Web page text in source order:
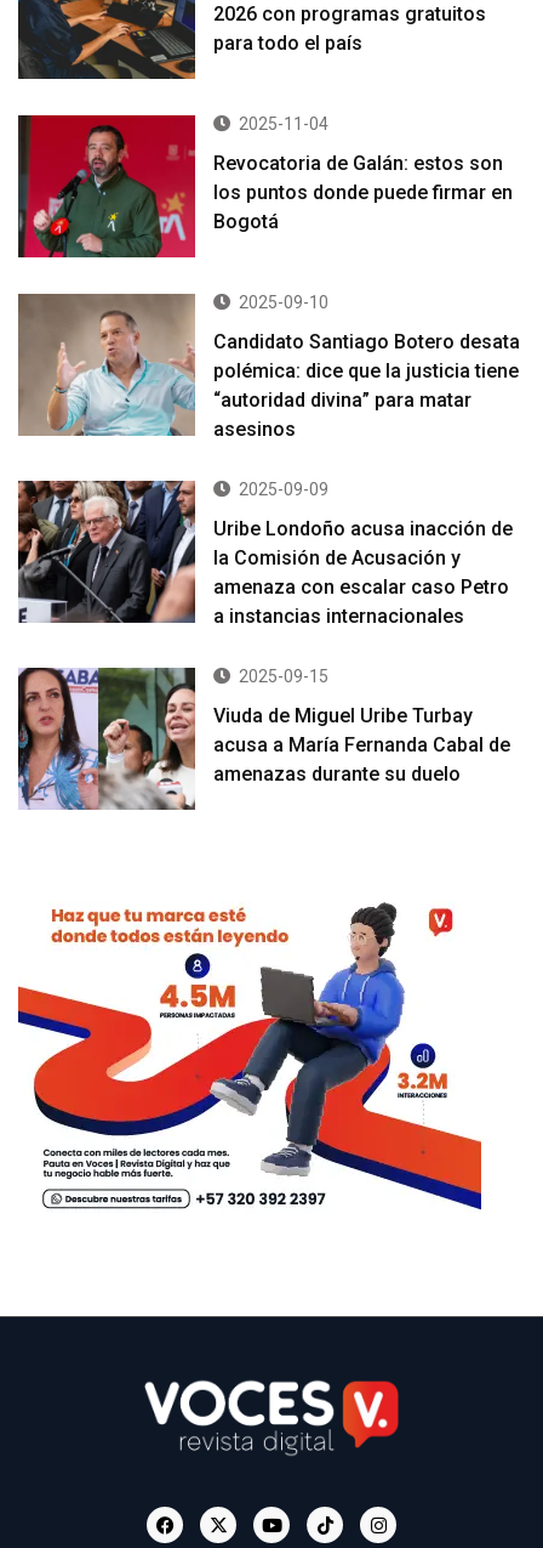
2026 con programas gratuitos
para todo el país
2025-11-04
Revocatoria de Galán: estos son
los puntos donde puede firmar en
Bogotá
2025-09-10
Candidato Santiago Botero desata
polémica: dice que la justicia tiene
“autoridad divina” para matar
asesinos
2025-09-09
Uribe Londoño acusa inacción de
la Comisión de Acusación y
amenaza con escalar caso Petro
a instancias internacionales
2025-09-15
Viuda de Miguel Uribe Turbay
acusa a María Fernanda Cabal de
amenazas durante su duelo